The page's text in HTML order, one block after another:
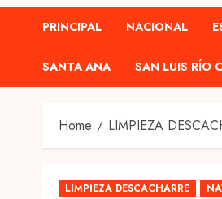
PRINCIPAL NACIONAL
SANTA ANA SAN LUIS RÍO
Home LIMPIEZA
LIMPIEZA DESCACHARRE